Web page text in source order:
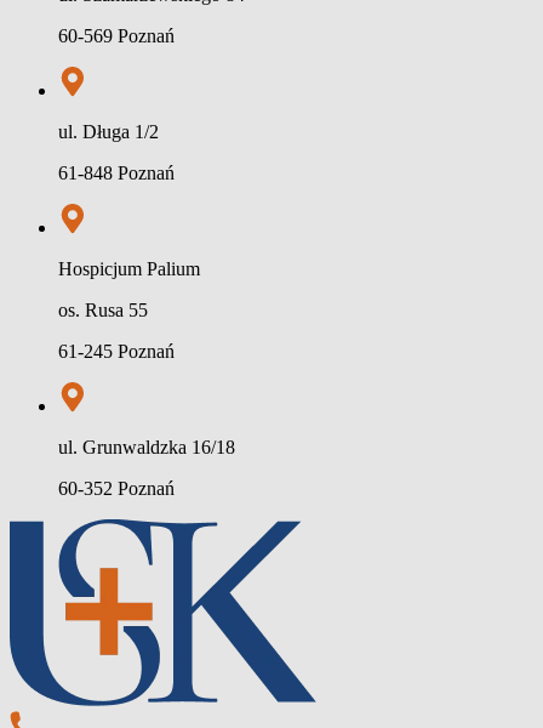
60-569 Poznań
ul. Długa 1/2
61-848 Poznań
Hospicjum Palium
os. Rusa 55
61-245 Poznań
ul. Grunwaldzka 16/18
60-352 Poznań